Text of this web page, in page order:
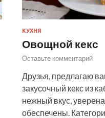
КУХНЯ
Овощной кекс
Оставьте комментарий
Друзья, предлагаю
закусочный кекс из
нежный вкус,
обеспечены.